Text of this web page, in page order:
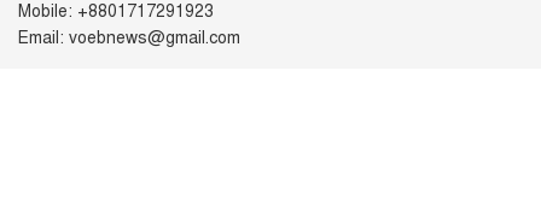
Mobile: +8801717291923
Email: voebnews@gmail.com